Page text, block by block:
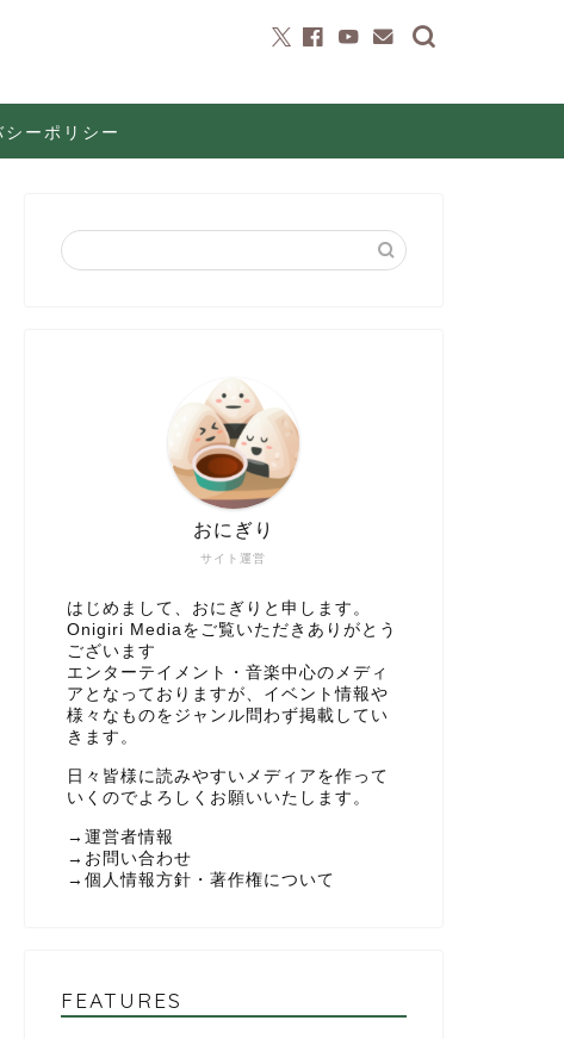
シーポリシー
サイト運営
おにぎり
はじめまして、おにぎりと申します。
Onigiri Mediaをご覧いただきありがとう
ございます
エンターテイメント・音楽中心のメディ
アとなっておりますが、イベント情報や
様々なものをジャンル問わず掲載してい
きます。
日々皆様に読みやすいメディアを作って
いくのでよろしくお願いいたします。
→ 運営者情報
→ お問い合わせ
→ 個人情報方針・著作権について
FEATURES